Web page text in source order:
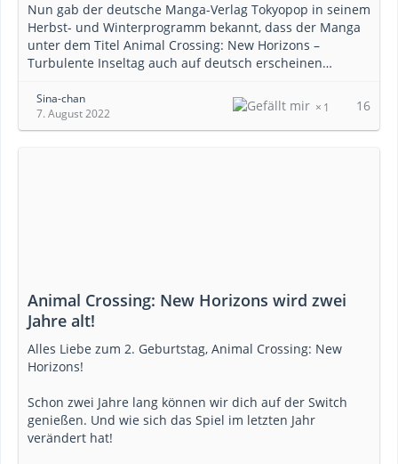
Nun gab der deutsche Manga-Verlag Tokyopop in seinem
Herbst- und Winterprogramm bekannt, dass der Manga
unter dem Titel Animal Crossing: New Horizons –
Turbulente Inseltag auch auf deutsch erscheinen…
Sina-chan
7. August 2022
1 16
Animal Crossing: New Horizons wird zwei
Jahre alt!
Alles Liebe zum 2. Geburtstag, Animal Crossing: New
Horizons!
Schon zwei Jahre lang können wir dich auf der Switch
genießen. Und wie sich das Spiel im letzten Jahr
verändert hat!